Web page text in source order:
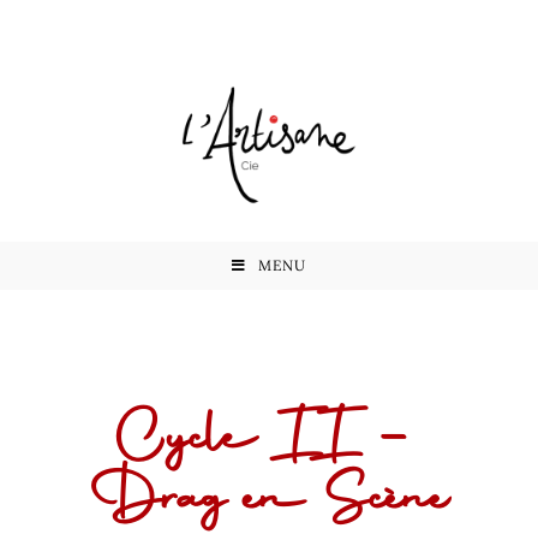
MENU
Cycle II –
Drag en Scène